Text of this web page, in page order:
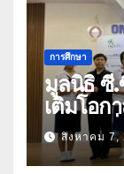
การศึกษา
มูลนิธิ ซี.
เติมโอก
อนาคตที่
ด้อยโอก
สิงหาคม 7,